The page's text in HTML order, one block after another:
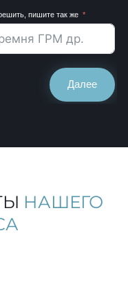
пишите так же
Далее
НАШЕГО